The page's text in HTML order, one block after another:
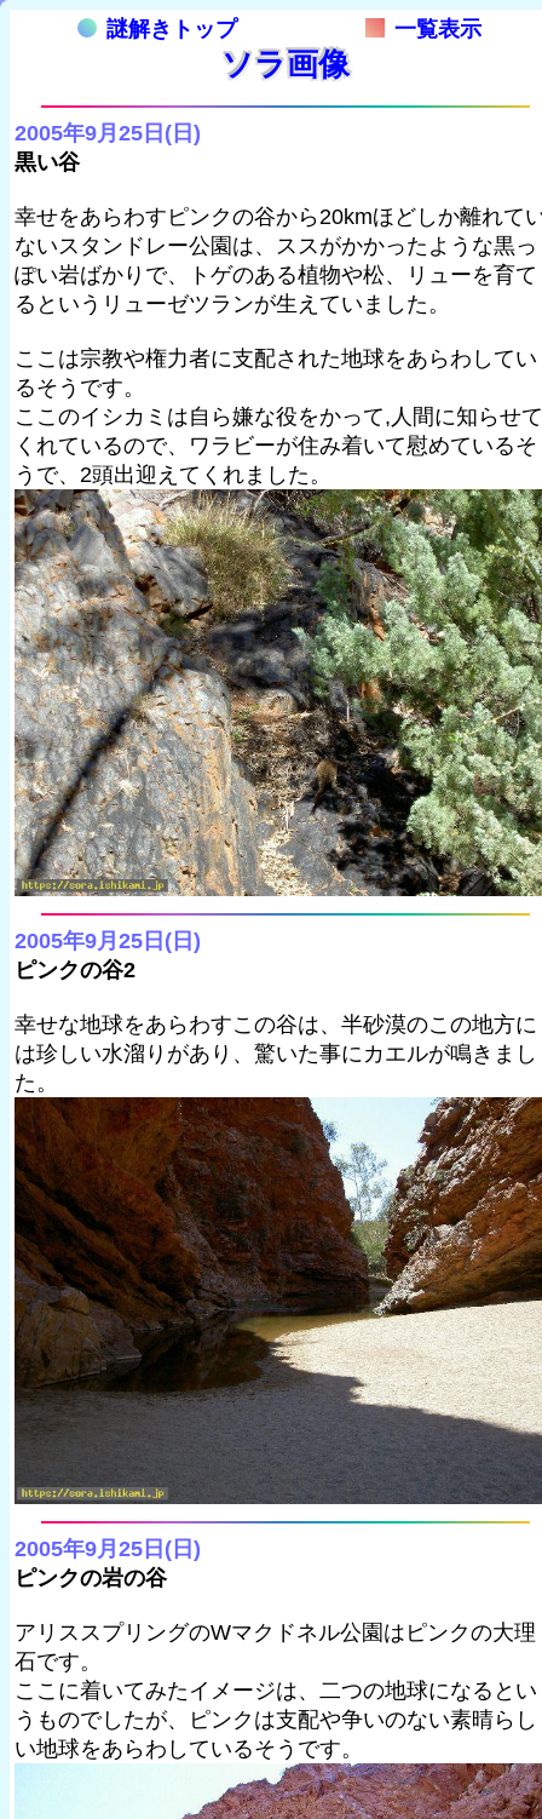
謎解きトップ 一覧表示
ソラ画像
2005年9月25日(日)
黒い谷
幸せをあらわすピンクの谷から20kmほどしか離れて
ないスタンドレー公園は、ススがかかったような黒っ
ぽい岩ばかりで、トゲのある植物や松、リューを育て
るというリューゼツランが生えていました。
ここは宗教や権力者に支配された地球をあらわしてい
るそうです。
ここのイシカミは自ら嫌な役をかって,人間に知らせて
くれているので、ワラビーが住み着いて慰めているそ
うで、2頭出迎えてくれました。
2005年9月25日(日)
ピンクの谷2
幸せな地球をあらわすこの谷は、半砂漠のこの地方に
は珍しい水溜りがあり、驚いた事にカエルが鳴きまし
た。
2005年9月25日(日)
ピンクの岩の谷
アリススプリングのWマクドネル公園はピンクの大理
石です。
ここに着いてみたイメージは、二つの地球になるとい
うものでしたが、ピンクは支配や争いのない素晴らし
い地球をあらわしているそうです。